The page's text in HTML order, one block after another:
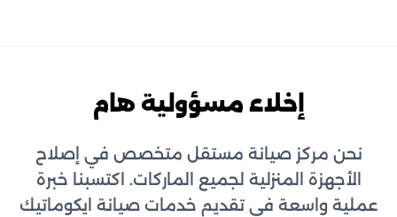
إخلاء مسؤولية هام
نحن مركز صيانة مستقل متخصص في إصلاح
الأجهزة المنزلية لجميع الماركات. اكتسبنا خبرة
عملية واسعة في تقديم خدمات صيانة ايكوماتيك